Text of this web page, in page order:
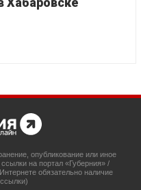
опубликование или иное
на портал «Губерния» /
обязательно наличие